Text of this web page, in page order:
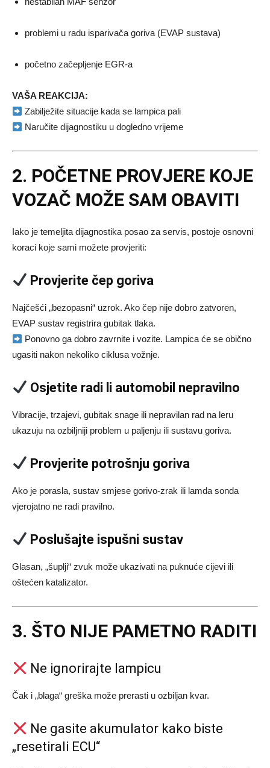
problemi u radu isparivača goriva (EVAP sustava)
početno začepljenje EGR-a
VAŠA REAKCIJA:
Zabilježite situacije kada se lampica pali
Naručite dijagnostiku u dogledno vrijeme
2. POČETNE PROVJERE KOJE
VOZAČ MOŽE SAM OBAVITI
Iako je temeljita dijagnostika posao za servis, postoje osnovni
koraci koje sami možete provjeriti:
Provjerite čep goriva
Najčešći „bezopasni“ uzrok. Ako čep nije dobro zatvoren,
EVAP sustav registrira gubitak tlaka.
Ponovno ga dobro zavrnite i vozite. Lampica će se obično
ugasiti nakon nekoliko ciklusa vožnje.
Osjetite radi li automobil nepravilno
Vibracije, trzajevi, gubitak snage ili nepravilan rad na leru
ukazuju na ozbiljniji problem u paljenju ili sustavu goriva.
Provjerite potrošnju goriva
Ako je porasla, sustav smjese gorivo-zrak ili lamda sonda
vjerojatno ne radi pravilno.
Poslušajte ispušni sustav
Glasan, „šuplji“ zvuk može ukazivati na puknuće cijevi ili
oštećen katalizator.
3. ŠTO NIJE PAMETNO RADITI
Ne ignorirajte lampicu
Čak i „blaga“ greška može prerasti u ozbiljan kvar.
Ne gasite akumulator kako biste
„resetirali ECU“